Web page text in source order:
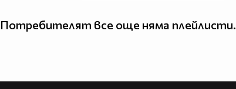
Потребителят все още няма плейлисти.